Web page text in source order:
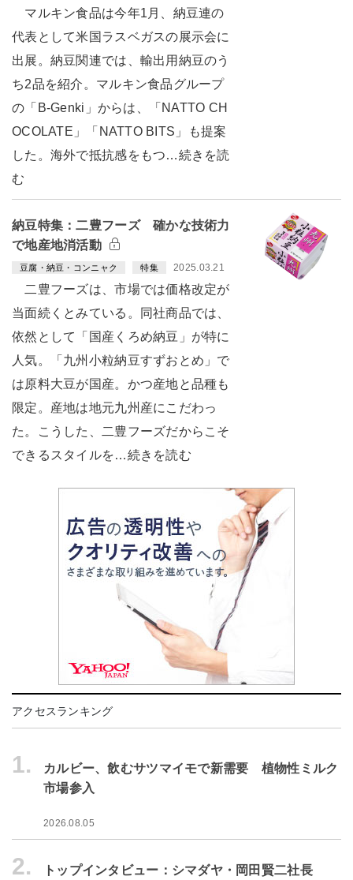
マルキン食品は今年1月、納豆連の
代表として米国ラスベガスの展示会に
出展。納豆関連では、輸出用納豆のう
ち2品を紹介。マルキン食品グループ
の「B-Genki」からは、「NATTO CH
OCOLATE」「NATTO BITS」も提案
した。海外で抵抗感をもつ…続きを読
む
納豆特集：二豊フーズ 確かな技術力
で地産地消活動
豆腐・納豆・コンニャク 特集 2025.03.21
二豊フーズは、市場では価格改定が
当面続くとみている。同社商品では、
依然として「国産くろめ納豆」が特に
人気。「九州小粒納豆すずおとめ」で
は原料大豆が国産。かつ産地と品種も
限定。産地は地元九州産にこだわっ
た。こうした、二豊フーズだからこそ
できるスタイルを…続きを読む
アクセスランキング
1.
カルビー、飲むサツマイモで新需要 植物性ミルク
市場参入
2026.08.05
2. トップインタビュー：シマダヤ・岡田賢二社長